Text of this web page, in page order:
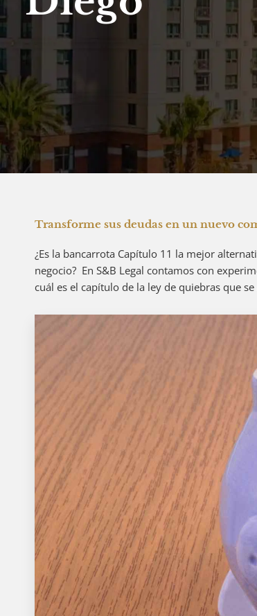
Transforme sus deudas en un nuevo
¿Es la bancarrota Capítulo 11 la mejor
negocio? En S&B Legal contamos con
cuál es el capítulo de la ley de quiebras que